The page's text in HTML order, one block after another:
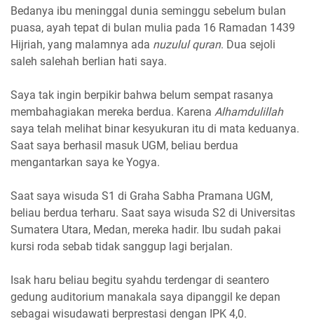
Bedanya ibu meninggal dunia seminggu sebelum bulan
puasa, ayah tepat di bulan mulia pada 16 Ramadan 1439
Hijriah, yang malamnya ada nuzulul quran. Dua sejoli
saleh salehah berlian hati saya.
Saya tak ingin berpikir bahwa belum sempat rasanya
membahagiakan mereka berdua. Karena Alhamdulillah
saya telah melihat binar kesyukuran itu di mata keduanya.
Saat saya berhasil masuk UGM, beliau berdua
mengantarkan saya ke Yogya.
Saat saya wisuda S1 di Graha Sabha Pramana UGM,
beliau berdua terharu. Saat saya wisuda S2 di Universitas
Sumatera Utara, Medan, mereka hadir. Ibu sudah pakai
kursi roda sebab tidak sanggup lagi berjalan.
Isak haru beliau begitu syahdu terdengar di seantero
gedung auditorium manakala saya dipanggil ke depan
sebagai wisudawati berprestasi dengan IPK 4,0.